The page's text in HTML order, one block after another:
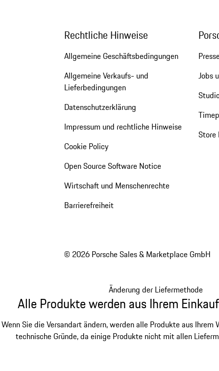
Rechtliche Hinweise
Allgemeine Geschäftsbedingungen
Allgemeine Verkaufs- und
Lieferbedingungen
Datenschutzerklärung
Impressum und rechtliche Hinweise
Cookie Policy
Open Source Software Notice
Wirtschaft und Menschenrechte
Barrierefreiheit
Jobs
Store
© 2026 Porsche Sales & Marketplace GmbH
Änderung der Liefermethode
Alle Produkte werden aus Ihrem
Wenn Sie die Versandart ändern, werden alle Produkte aus Ihrem
technische Gründe, da einige Produkte nicht mit allen